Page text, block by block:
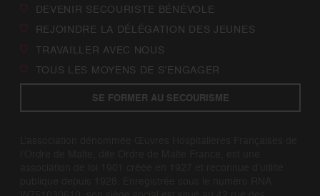
DEVENIR SECOURISTE BÉNÉVOLE
REJOINDRE LA DÉLÉGATION DES JEUNES
TRAVAILLER AVEC NOUS
TOUS LES MOYENS DE S’ENGAGER
SE FORMER AU SECOURISME